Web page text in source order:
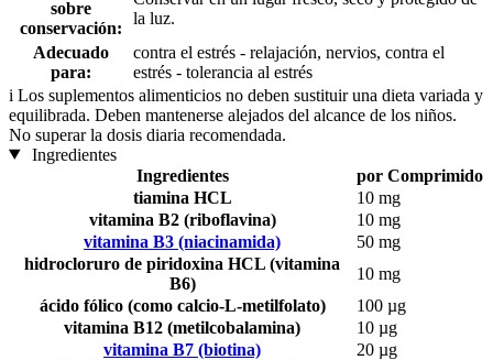
sobre
conservación:
la luz.
Adecuado
para:
contra el estrés - relajación, nervios, contra el
estrés - tolerancia al estrés
i Los suplementos alimenticios no deben sustituir una dieta variada y
equilibrada. Deben mantenerse alejados del alcance de los niños.
No superar la dosis diaria recomendada.
Ingredientes
Ingredientes
por Comprimido
tiamina HCL
10 mg
vitamina B2 (riboflavina)
10 mg
vitamina B3 (niacinamida)
50 mg
hidrocloruro de piridoxina HCL (vitamina
B6)
10 mg
ácido fólico (como calcio-L-metilfolato)
100 µg
vitamina B12 (metilcobalamina)
10 µg
vitamina B7 (biotina)
20 µg